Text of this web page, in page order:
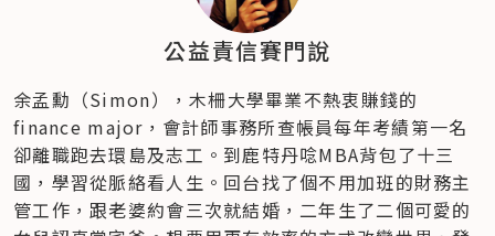
公益責信賽門說
余孟勳（Simon），木柵大學畢業不熱衷賺錢的
finance major，會計師事務所查帳員每年考績第一名
卻離職跑去環島及志工。到鹿特丹唸MBA背包了十三
國，學習從脈絡看人生。回台找了個不用加班的財務主
管工作，跟老婆約會三次就結婚，二年生了二個可愛的